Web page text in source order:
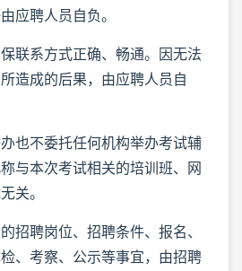
应聘人员自负。
保联系方式正确、畅通。因无法
造成的后果，由应聘人员自
办也不委托任何机构举办考试辅
与本次考试相关的培训班、网
关。
招聘岗位、招聘条件、报名、
、考察、公示等事宜，由招聘